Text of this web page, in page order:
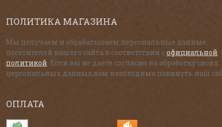
ПОЛИТИКА МАГАЗИНА
Мы получаем и обрабатываем персональные данные
посетителей нашего сайта в соответствии софициальной
политикой . Если вы не даете согласия на обработку своих
персональных данных,вам необходимо покинуть наш
ОПЛАТА